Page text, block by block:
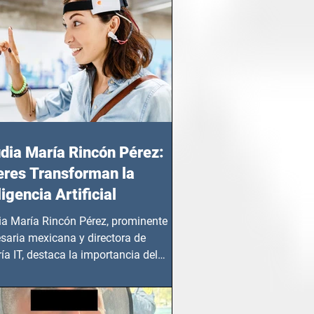
María Rincón Pérez:
Transforman la
Artificial
María Rincón Pérez, prominente
mexicana y directora de
IT, destaca la importancia del